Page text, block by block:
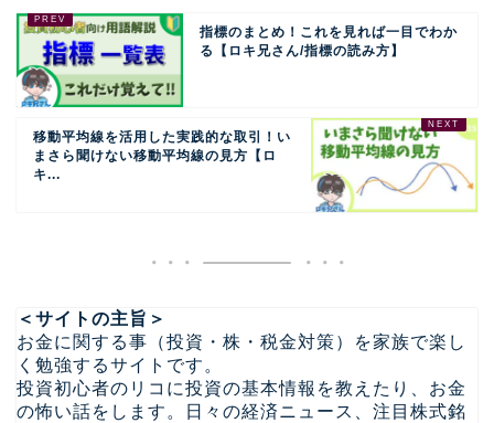
指標のまとめ！これを見れば一目でわか
る【ロキ兄さん/指標の読み方】
移動平均線を活用した実践的な取引！い
まさら聞けない移動平均線の見方【ロ
キ...
＜サイトの主旨＞
お金に関する事（投資・株・税金対策）を家族で楽し
く勉強するサイトです。
投資初心者のリコに投資の基本情報を教えたり、お金
の怖い話をします。日々の経済ニュース、注目株式銘